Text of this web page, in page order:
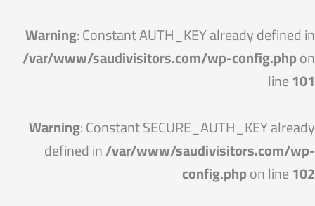
Warning: Constant AUTH_KEY already defined in
/var/www/saudivisitors.com/wp-config.phpon
line101
Warning: Constant SECURE_AUTH_KEY already
defined in/var/www/saudivisitors.com/wp-
config.phpon line102
إلى
المحتوى